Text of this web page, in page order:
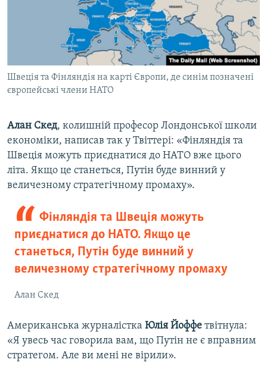
Швеція та Фінляндія на карті Європи, де синім позначені
європейські члени НАТО
Алан Скед, колишній професор Лондонської школи
економіки, написав так у Твіттері: «Фінляндія та
Швеція можуть приєднатися до НАТО вже цього
літа. Якщо це станеться, Путін буде винний у
величезному стратегічному промаху».
Фінляндія та Швеція можуть
приєднатися до НАТО. Якщо це
станеться, Путін буде винний у
величезному стратегічному промаху
Алан Скед
Американська журналістка Юлія Йоффе твітнула:
«Я увесь час говорила вам, що Путін не є вправним
стратегом. Але ви мені не вірили».